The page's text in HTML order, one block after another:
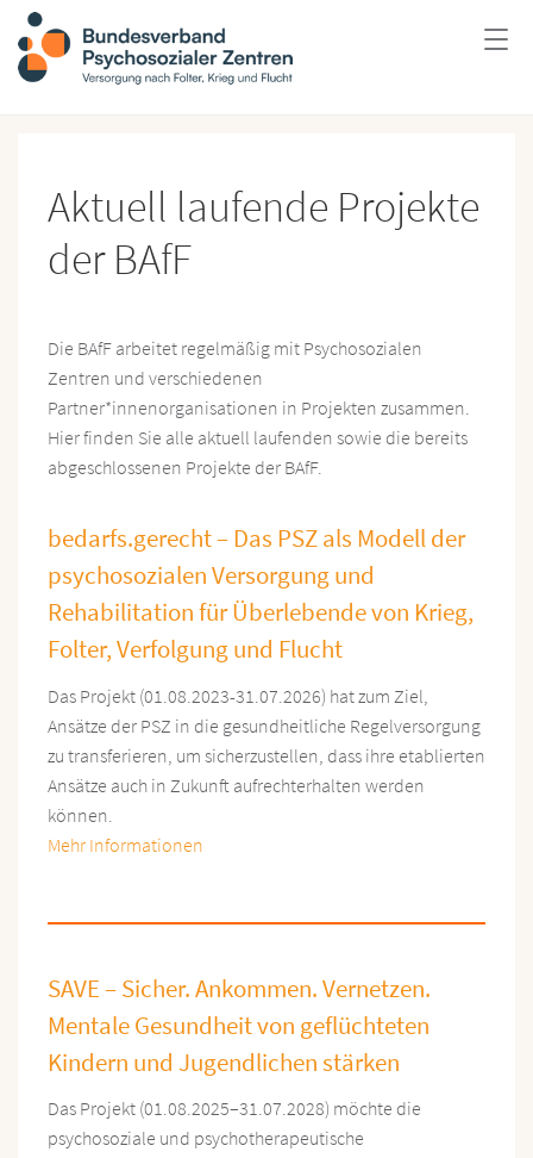
Aktuell laufende Projekte
der BAfF
Die BAfF arbeitet regelmäßig mit Psychosozialen
Zentren und verschiedenen
Partner*innenorganisationen in Projekten zusammen.
Hier finden Sie alle aktuell laufenden sowie die bereits
abgeschlossenen Projekte der BAfF.
bedarfs.gerecht – Das PSZ als Modell der
psychosozialen Versorgung und
Rehabilitation für Überlebende von Krieg,
Folter, Verfolgung und Flucht
Das Projekt (01.08.2023-31.07.2026) hat zum Ziel,
Ansätze der PSZ in die gesundheitliche Regelversorgung
zu transferieren, um sicherzustellen, dass ihre etablierten
Ansätze auch in Zukunft aufrechterhalten werden
können.
Mehr Informationen
SAVE – Sicher. Ankommen. Vernetzen.
Mentale Gesundheit von geflüchteten
Kindern und Jugendlichen stärken
Das Projekt (01.08.2025–31.07.2028) möchte die
psychosoziale und psychotherapeutische